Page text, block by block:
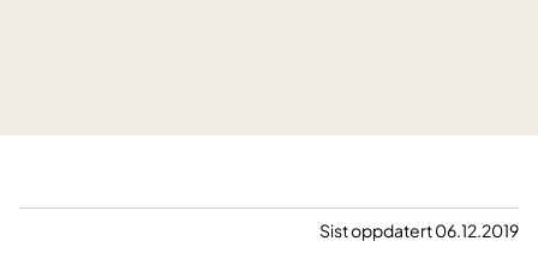
t
Sist oppdatert 06.12.2019